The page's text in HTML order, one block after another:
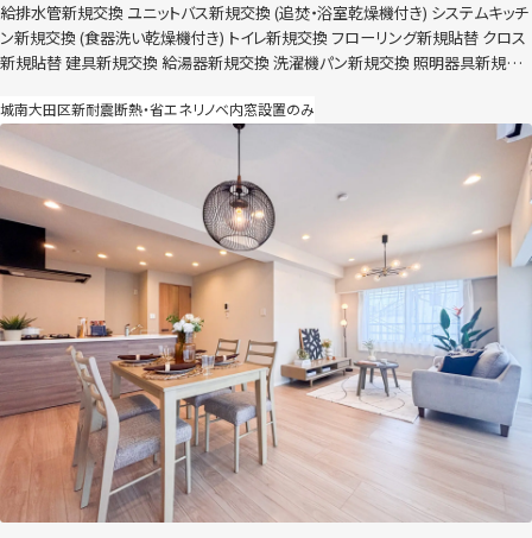
給排水管新規交換 ユニットバス新規交換 (追焚・浴室乾燥機付き) システムキッチ
ン新規交換 (食器洗い乾燥機付き) トイレ新規交換 フローリング新規貼替 クロス
新規貼替 建具新規交換 給湯器新規交換 洗濯機パン新規交換 照明器具新規交
城南大田区新耐震断熱・省エネリノベ内窓設置のみ
東京都大田区大森西 3LDK